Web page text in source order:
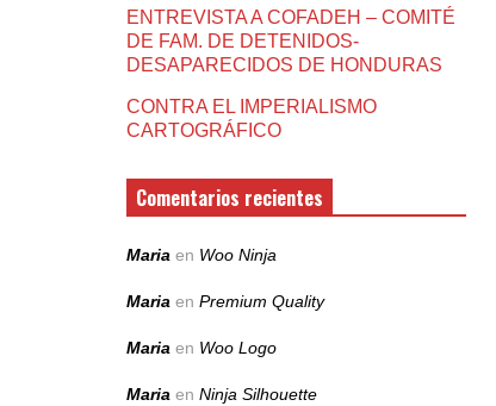
ENTREVISTA A COFADEH – COMITÉ
DE FAM. DE DETENIDOS-
DESAPARECIDOS DE HONDURAS
CONTRA EL IMPERIALISMO
CARTOGRÁFICO
Comentarios recientes
Maria en Woo Ninja
Maria enPremium Quality
Maria en Woo Logo
Maria enNinja Silhouette